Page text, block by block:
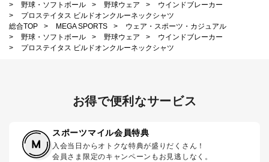
>
野球・ソフトボール > 野球ウェア >
ウインドブレーカー
>
プロステイタス ビルドオンクルーネックシャツ
総合TOP
> MEGA SPORTS >
ウェア・スポーツ・カジュアル
>
野球・ソフトボール > 野球ウェア >
ウインドブレーカー
>
プロステイタス ビルドオンクルーネックシャツ
お得で便利なサービス
スポーツマイル会員特典
入会当日からオトクな特典が盛りだくさん！
会員さま限定のキャンペーンもお見逃しなく。